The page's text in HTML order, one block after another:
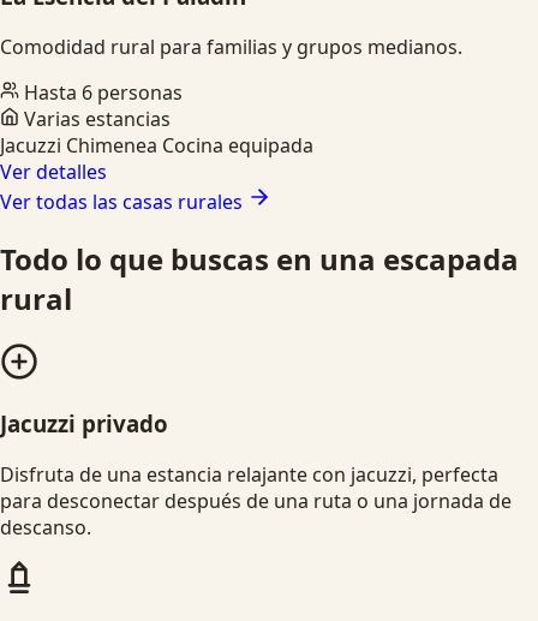
Comodidad rural para familias y grupos medianos.
Hasta 6 personas
Varias estancias
Jacuzzi Chimenea Cocina equipada
Ver detalles
Ver todas las casas rurales
Todo lo que buscas en una escapada
rural
Jacuzzi privado
Disfruta de una estancia relajante con jacuzzi, perfecta
para desconectar después de una ruta o una jornada de
descanso.